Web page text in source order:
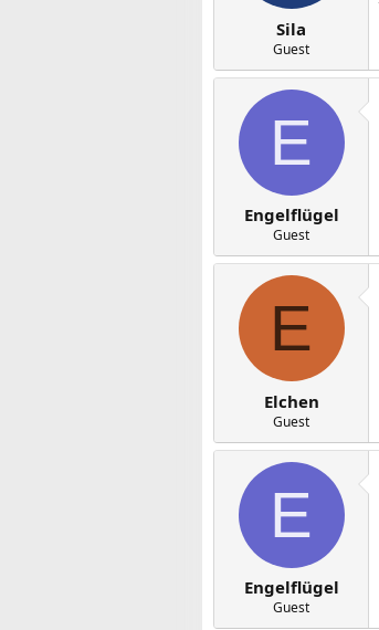
Sila
Guest
E
Engelflügel
Guest
E
Elchen
Guest
E
Engelflügel
Guest